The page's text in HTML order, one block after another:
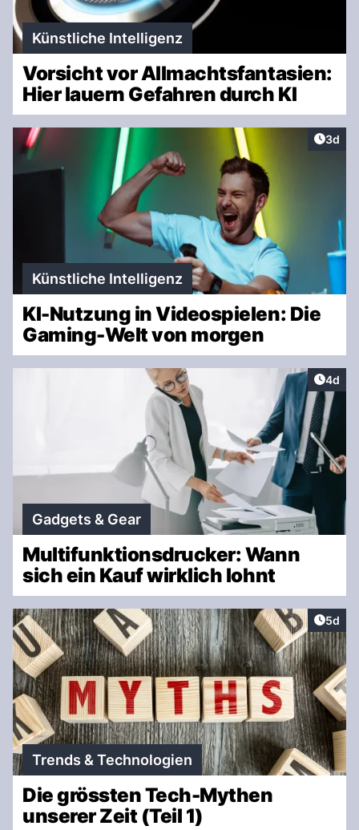
Künstliche Intelligenz
Vorsicht vor Allmachtsfantasien:
Hier lauern Gefahren durch KI
3d
Künstliche Intelligenz
KI-Nutzung in Videospielen: Die
Gaming-Welt von morgen
4d
Gadgets & Gear
Multifunktionsdrucker: Wann
sich ein Kauf wirklich lohnt
5d
Trends & Technologien
Die grössten Tech-Mythen
unserer Zeit (Teil 1)